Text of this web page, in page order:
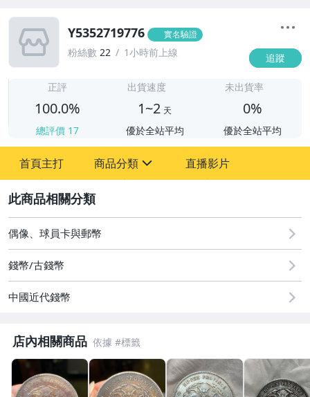
Y5352719776 實名驗證
粉絲數 22 1小時前上線 追蹤
正評
100.0%
總評價 17
出貨速度
1~2 天
優於全站平均
未出貨率
0%
優於全站平均
首頁主打 商品分類
圖書/影音/文具
手機、配件與通訊
玩具、模型與公仔
男性精品與服飾
直播影片
偶像、球員卡與郵幣
錢幣/古錢幣
中國近代錢幣
店內相關商品